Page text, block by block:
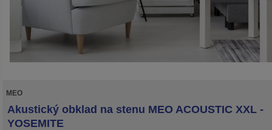
MEO
Akustický obklad na stenu MEO ACOUSTIC XXL -
YOSEMITE